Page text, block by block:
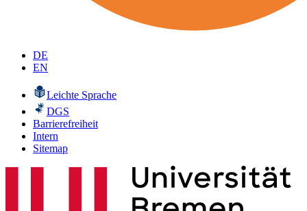
DE
EN
Leichte Sprache
DGS
Barrierefreiheit
Intern
Sitemap